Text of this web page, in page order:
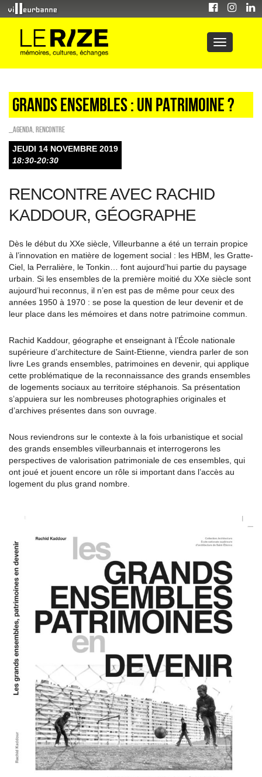
Grands ensembles : un patrimoine ?
_Agenda Rencontre
JEUDI 14 NOVEMBRE 2019
18:30-20:30
RENCONTRE AVEC RACHID
KADDOUR, GÉOGRAPHE
Dès le début du XXe siècle, Villeurbanne a été un terrain propice
à l’innovation en matière de logement social : les HBM, les Gratte-
Ciel, la Perralière, le Tonkin… font aujourd’hui partie du paysage
urbain. Si les ensembles de la première moitié du XXe siècle sont
aujourd’hui reconnus, il n’en est pas de même pour ceux des
années 1950 à 1970 : se pose la question de leur devenir et de
leur place dans les mémoires et dans notre patrimoine commun.
Rachid Kaddour, géographe et enseignant à l’École nationale
supérieure d’architecture de Saint-Etienne, viendra parler de son
livre Les grands ensembles, patrimoines en devenir, qui applique
cette problématique de la reconnaissance des grands ensembles
de logements sociaux au territoire stéphanois. Sa présentation
s’appuiera sur les nombreuses photographies originales et
d’archives présentes dans son ouvrage.
Nous reviendrons sur le contexte à la fois urbanistique et social
des grands ensembles villeurbannais et interrogerons les
perspectives de valorisation patrimoniale de ces ensembles, qui
ont joué et jouent encore un rôle si important dans l’accès au
logement du plus grand nombre.